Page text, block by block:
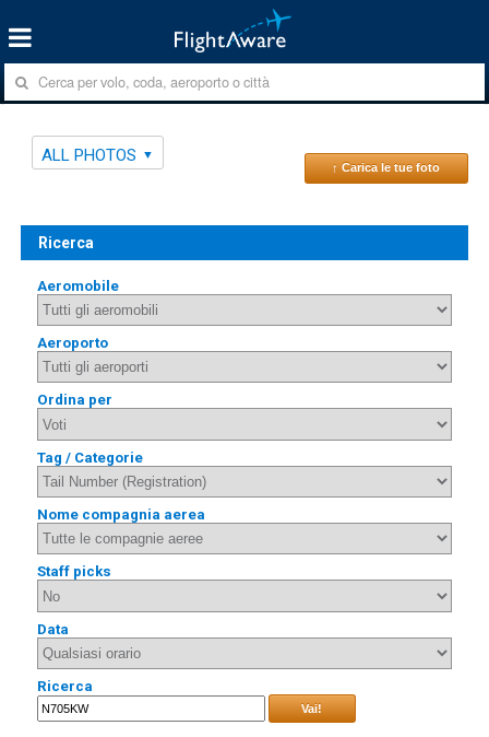
ALL PHOTOS
↑ Carica le tue foto
Ricerca
Aeromobile
Aeroporto
Ordina per
Tag / Categorie
Nome compagnia aerea
Staff picks
Data
Ricerca
Vai!